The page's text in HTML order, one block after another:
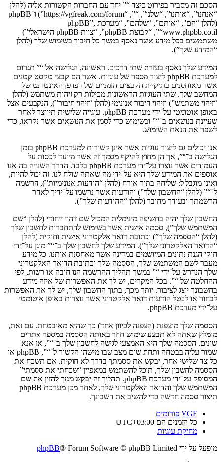
הסכם זה מסביר בפירוט כיצד “” יחד עם החברות הקשורות אליה (להלן
“אנחנו”, “אותנו”, “שלנו”, “”, “https://vgfreak.com/forum”) ו־phpBB
(להלן “הם”, “אותם”, “שלהם”, “מערכת phpBB”,
“www.phpbb.co.il”, “קבוצת phpBB”, “צוות phpBB הישראלי”)
משתמשים בכל מידע אשר נאסף במשך כל חיבור בשימוש שלך (להלן
“המידע שלך”).
המידע שלך נאסף בעזרת שתי דרכים. ראשונה, הגלישה אל “” תגרום
למערכת phpBB ליצור מספר של עוגיות, אשר הם קבצי טקסט קטנים
אשר מאוחסנים בתיקיית הקבצים הזמניים של דפדפן האינטרנט של
המחשב שלך. שתי העוגיות הראשונות מכילות רק זיהות משתמש (להלן
“זיהוי משתמש”) וזיהוי חיבור אנונימי (להלן “זיהוי חיבור”), הנקבעים אצל
באופן אוטומטי על־ידי מערכת phpBB. עוגייה שלישית תיווצר לאחר
שעיינת בנושאים ב־“” ובשימוש כדי לסמן את הנושאים אשר נקראו, כדי
לשפר את הנאת השימוש.
אנו יכולים גם ליצור עוגיות אשר אינן קשורות למערכת phpBB בזמן
הגלישה ב־“”, אך הן מחוץ להיקף מסמך זה אשר מיועד לכסות על
העמודים אשר נוצרו על־ידי מערכת phpBB בלבד. הדרך השנייה בה אנו
אוספים את המידע שלך היא על־ידי מה שאתה שולח לנו. זה יכול להיות,
ואינו מוגבל ל: שליחה בתור אורח (להלן “הודעות אנונימיות”), הרשמה
ל־“” (להלן “החשבון שלך”) והודעות אשר נרשמו על־ידיך לאחר
הרשמתך ובעודך מחובר (להלן “ההודעות שלך”).
החשבון שלך יהיה בחשיפה מינימלית המכיל שם זיהוי ייחודי (להלן “שם
המשתמש שלך”), ססמה אישית אשר בשימוש להתחברות לחשבון שלך
(להלן “הססמה שלך”) וכתובת דואר אלקטרוני אישית וחוקית (להלן
“הדואר האלקטרוני שלך”). המידע שלך לחשבון שלך ב־“” מוגן על־ידי
חוקי הגנת נתונים המיושמים במדינה אשר מאחסנת אותנו. כל מידע
מעבר לשם המשתמש שלך, הססמה שלך וכתובת הדואר האלקטרוני
שלך הנדרש על־ידי “” במשך תהליך ההרשמה הנו חובה או רשות, לפי
ההחלטה של “”. בכל המקרים, יש לך את האפשרות של איזה מידע
בחשבונך יוצג לציבור. יותך מכך, בתוך החשבון שלך, יש לך את האפשרות
לבחור או לבטל הודעות דואר אלקטרוני אשר נוצרות באופן אוטומטי
על־ידי מערכת phpBB.
הססמה שלך מוצפנת (הצפנה לכיוון אחד) כך שהיא מאובטחת. עם זאת,
מומלץ שאתה לא תבצע שימוש חוזר באותה הססמה במספר אתרים
שונים. הססמה שלך היא האמצעי לגישה לחשבון שלך ב־“”, אז אנא
שמור עליה בבטחה ותחת שום מצב שבו מישהו הקשור ל־“”, phpBB או
כל צד שלישי אחר, יבקש את ססמתך בדרך לא חוקית. אם תשכח את
הססמה לחשבון שלך, תוכל להשתמש במאפיין “שכחתי את ססמתי”
המסופק על־ידי מערכת phpBB. תהליך זה יבקש ממך להזין את שם
המשתמש שלך והדואר האלקטרוני שלך, לאחר מכן מערכת phpBB
תיצור ססמה חדשה כדי להשיב את חשבונך.
VGF פורומים
כל הזמנים הם UTC+03:00
מחיקת עוגיות
מופעל על ידי
phpBB® Forum Software © phpBB Limited